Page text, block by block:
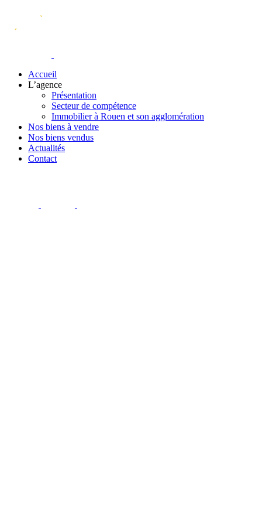
Accueil
L’agence
Présentation
Secteur de compétence
Immobilier à Rouen et son agglomération
Nos biens à vendre
Nos biens vendus
Actualités
Contact